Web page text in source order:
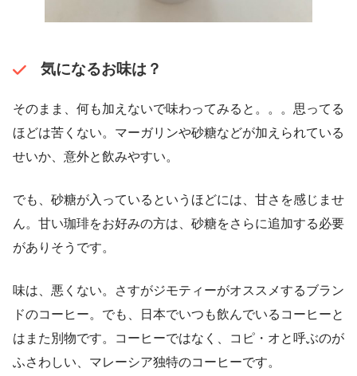
気になるお味は？
そのまま、何も加えないで味わってみると。。。思ってる
ほどは苦くない。マーガリンや砂糖などが加えられている
せいか、意外と飲みやすい。
でも、砂糖が入っているというほどには、甘さを感じませ
ん。甘い珈琲をお好みの方は、砂糖をさらに追加する必要
がありそうです。
味は、悪くない。さすがジモティーがオススメするブラン
ドのコーヒー。でも、日本でいつも飲んでいるコーヒーと
はまた別物です。コーヒーではなく、コピ・オと呼ぶのが
ふさわしい、マレーシア独特のコーヒーです。